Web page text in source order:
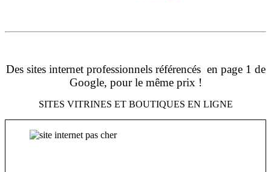
Des sites internet professionnels référencés en page 1 de
Google, pour le même prix !
SITES VITRINES ET BOUTIQUES EN LIGNE